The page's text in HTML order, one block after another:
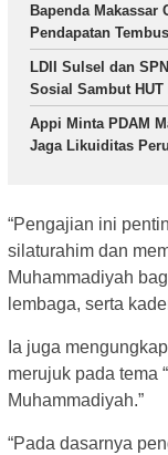
Bapenda Makassar
Pendapatan
LDII Sulsel dan
Sosial Sambut HUT
Appi Minta PDAM
Jaga Likuiditas
“Pengajian ini
silaturahim dan
Muhammadiyah
lembaga, serta
Ia juga
merujuk pada tema
Muhammadiyah.”
“Pada dasarnya